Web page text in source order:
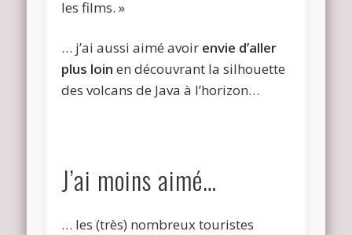
les films. »
… j’ai aussi aimé avoir envie d’aller
plus loin en découvrant la silhouette
des volcans de Java à l’horizon…
J’ai moins aimé…
… les (très) nombreux touristes